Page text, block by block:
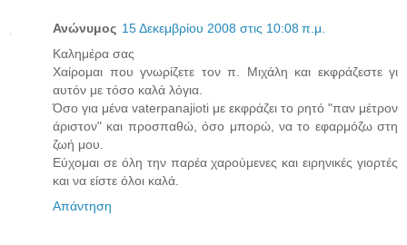
Ανώνυμος 15 Δεκεμβρίου 2008 στις 10:08 π.μ.
Καλημέρα σας
Χαίρομαι που γνωρίζετε τον π. Μιχάλη και εκφράζεστε γι
αυτόν με τόσο καλά λόγια.
Όσο για μένα vaterpanajioti με εκφράζει το ρητό "παν μέτρον
άριστον" και προσπαθώ, όσο μπορώ, να το εφαρμόζω στη
ζωή μου.
Εύχομαι σε όλη την παρέα χαρούμενες και ειρηνικές γιορτές
και να είστε όλοι καλά.
Απάντηση